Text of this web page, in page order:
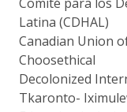
Latina (CDHAL)
Canadian Union
Choosethical
Decolonized
Tkaronto-